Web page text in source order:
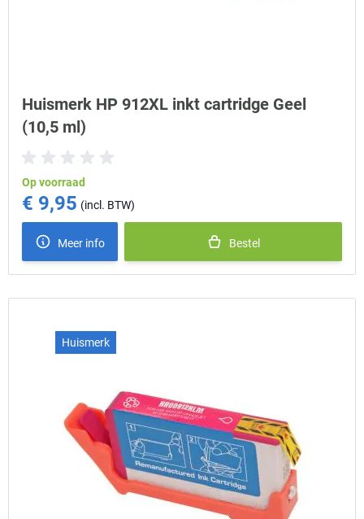
Huismerk HP 912XL inkt cartridge Geel
(10,5 ml)
Op voorraad
€ 9,95
Meer info Bestel
Huismerk